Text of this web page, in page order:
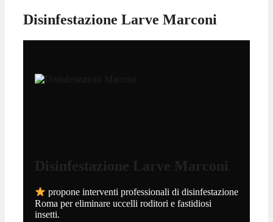
Disinfestazione Larve Marconi
Disinfestazione Larve Marconi
propone interventi professionali di disinfestazione
Roma per eliminare uccelli roditori e fastidiosi
insetti.